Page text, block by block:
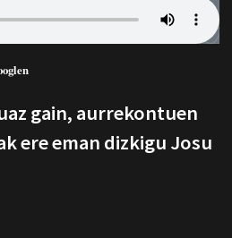
gain, aurrekontuen
ere eman dizkigu Josu